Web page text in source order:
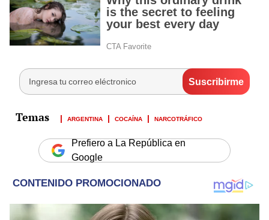
ARGENTINA COCAÍNA NARCOTRÁFICO
Prefiero a La República en
Google